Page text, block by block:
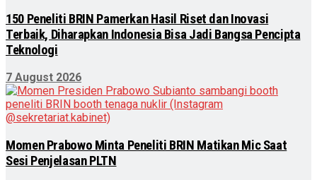
150 Peneliti BRIN Pamerkan Hasil Riset dan Inovasi
Terbaik, Diharapkan Indonesia Bisa Jadi Bangsa Pencipta
Teknologi
7 August 2026
Momen Prabowo Minta Peneliti BRIN Matikan Mic Saat
Sesi Penjelasan PLTN